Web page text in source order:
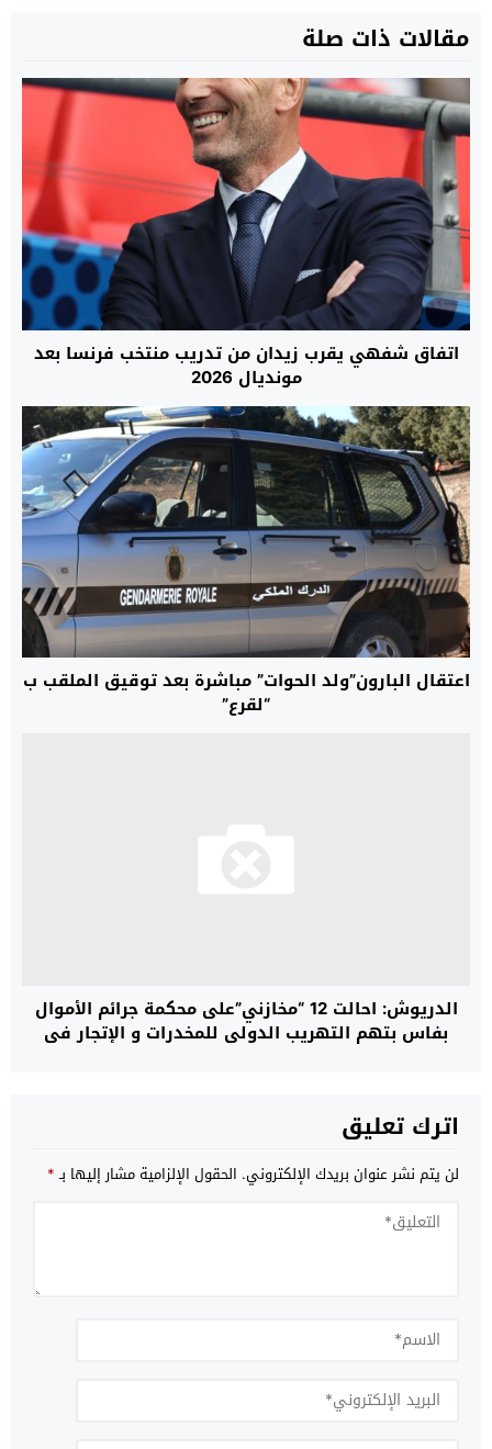
مقالات ذات صلة
اتفاق شفهي يقرب زيدان من تدريب منتخب فرنسا بعد
مونديال 2026
اعتقال البارون”ولد الحوات” مباشرة بعد توقيق الملقب ب
“لقرع”
الدريوش: احالت 12 “مخازني”على محكمة جرائم الأموال
بفاس بتهم التهريب الدولي للمخدرات و الإتجار في
اترك تعليق
لن يتم نشر عنوان بريدك الإلكتروني. الحقول الإلزامية مشار إليها بـ*